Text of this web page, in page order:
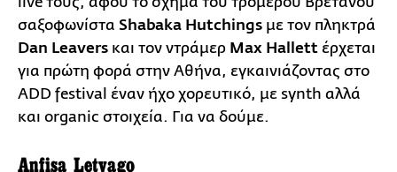
σαξοφωνίστα Shabaka Hutchings με τον πληκτρά
Dan Leavers και τον ντράμερ Max Hallett έρχεται
για πρώτη φορά στην Αθήνα, εγκαινιάζοντας στο
ADD festival έναν ήχο χορευτικό, με synth αλλά
και organic στοιχεία. Για να δούμε.
Anfisa Letyago